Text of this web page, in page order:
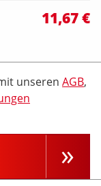
11,67 €
unseren AGB,